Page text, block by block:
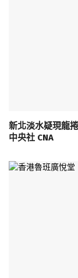
新北淡水疑現龍
中央社 CNA